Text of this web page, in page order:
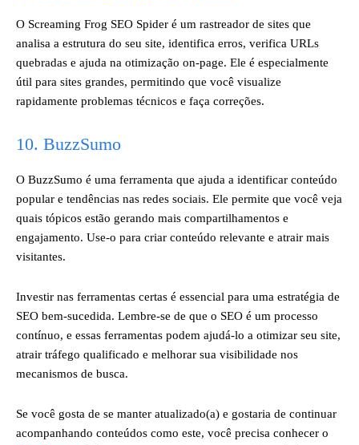
O Screaming Frog SEO Spider é um rastreador de sites que
analisa a estrutura do seu site, identifica erros, verifica URLs
quebradas e ajuda na otimização on-page. Ele é especialmente
útil para sites grandes, permitindo que você visualize
rapidamente problemas técnicos e faça correções.
10. BuzzSumo
O BuzzSumo é uma ferramenta que ajuda a identificar conteúdo
popular e tendências nas redes sociais. Ele permite que você veja
quais tópicos estão gerando mais compartilhamentos e
engajamento. Use-o para criar conteúdo relevante e atrair mais
visitantes.
Investir nas ferramentas certas é essencial para uma estratégia de
SEO bem-sucedida. Lembre-se de que o SEO é um processo
contínuo, e essas ferramentas podem ajudá-lo a otimizar seu site,
atrair tráfego qualificado e melhorar sua visibilidade nos
mecanismos de busca.
Se você gosta de se manter atualizado(a) e gostaria de continuar
acompanhando conteúdos como este, você precisa conhecer o